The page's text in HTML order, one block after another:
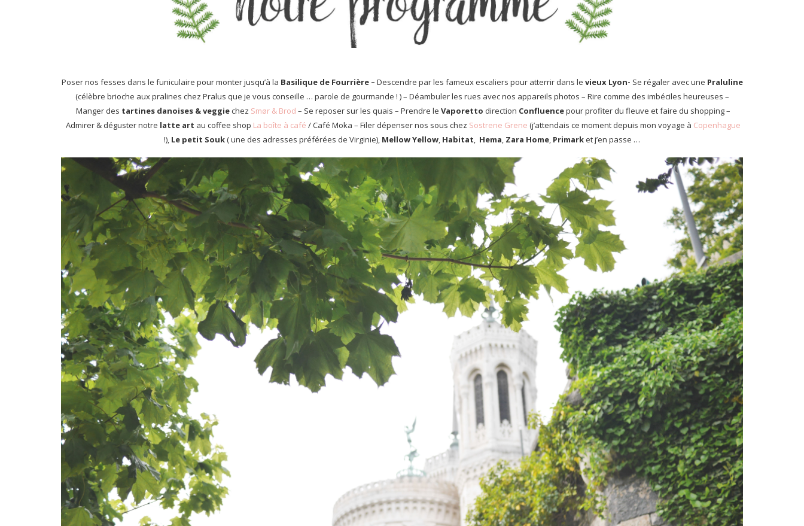
Poser nos fesses dans le funiculaire pour monter jusqu’à la Basilique de Fourrière – Descendre par les fameux escaliers pour atterrir dans le vieux Lyon- Se régaler avec une Praluline
(célèbre brioche aux pralines chez Pralus que je vous conseille … parole de gourmande ! ) – Déambuler les rues avec nos appareils photos – Rire comme des imbéciles heureuses –
Manger des tartines danoises & veggiechez Smør & Brod – Se reposer sur les quais – Prendre le Vaporetto direction Confluencepour profiter du fleuve et faire du shopping –
Admirer & déguster notre latte art au coffee shop La boîte à café / Café Moka – Filer dépenser nos sous chez Sostrene Grene (j’attendais ce moment depuis mon voyage à Copenhague
!), Le petit Souk( une des adresses préférées de Virginie), Mellow Yellow, Habitat, Hema, Zara Home, Primarket j’en passe …